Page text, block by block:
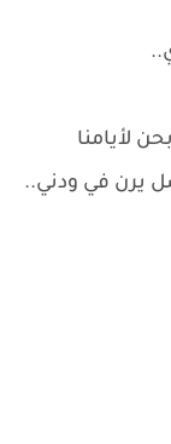
لأيامنا
يرن في ودني..